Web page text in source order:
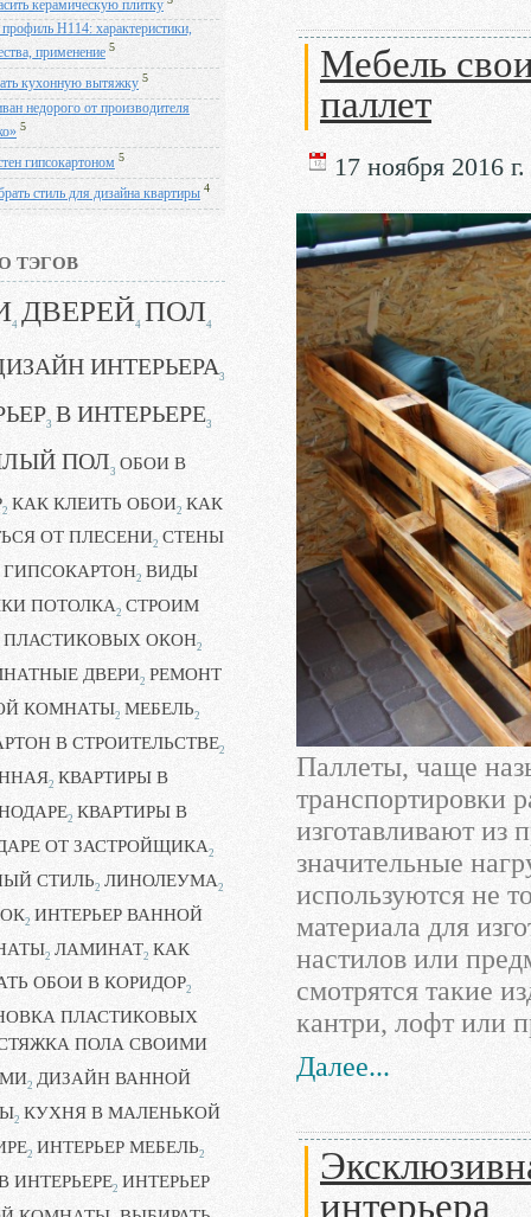
керамическую плитку
Н114: характеристики,
применение 5
кухонную вытяжку 5
недорого от производителя
5
гипсокартоном 5
стиль для дизайна квартиры 4
ТЭГОВ
4 ДВЕРЕЙ4 ПОЛ4
ИНТЕРЬЕРА3
3 В ИНТЕРЬЕРЕ3
ПОЛ3 ОБОИ В
2 КАК КЛЕИТЬ ОБОИ2 КАК
ОТ ПЛЕСЕНИ2 СТЕНЫ
ГИПСОКАРТОН2 ВИДЫ
ПОТОЛКА2 СТРОИМ
ПЛАСТИКОВЫХ ОКОН2
ДВЕРИ2 РЕМОНТ
КОМНАТЫ2 МЕБЕЛЬ2
В СТРОИТЕЛЬСТВЕ2
2 КВАРТИРЫ В
2 КВАРТИРЫ В
ОТ ЗАСТРОЙЩИКА2
СТИЛЬ2 ЛИНОЛЕУМА2
2 ИНТЕРЬЕР ВАННОЙ
2 ЛАМИНАТ2 КАК
ОБОИ В КОРИДОР2
ПЛАСТИКОВЫХ
ПОЛА СВОИМИ
2 ДИЗАЙН ВАННОЙ
2 КУХНЯ В МАЛЕНЬКОЙ
2 ИНТЕРЬЕР МЕБЕЛЬ2
ИНТЕРЬЕРЕ2 ИНТЕРЬЕР
Мебель
паллет
17 ноября 2016 г.
Паллеты, чаще
транспортировки
изготавливают из
значительные
используются не
материала для
настилов или
смотрятся такие
кантри, лофт или
Далее...
интерьера